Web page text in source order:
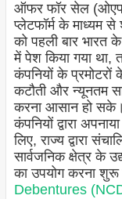
ऑफर फॉर सेल
प्लेटफॉर्म के माध्यम
को पहली बार भारत के
में पेश किया गया था,
कंपनियों के
कटौती और न्यूनतम
करना आसान हो सके।
कंपनियों द्वारा
लिए, राज्य द्वारा
सार्वजनिक क्षेत्र के
का उपयोग करना शुरू
Debentures